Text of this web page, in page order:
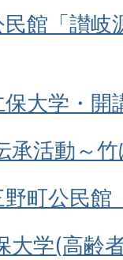
館「讃岐
大学・開
承活動～
町公民館
大学(高齢